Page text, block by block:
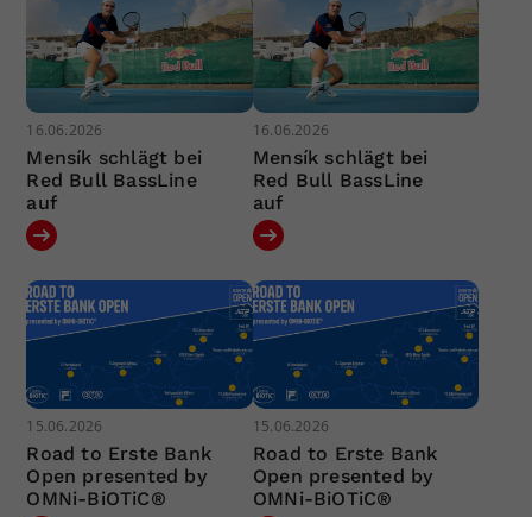
16.06.2026
Mensík schlägt bei
Red Bull BassLine
auf
16.06.2026
Mensík schlägt bei
Red Bull BassLine
auf
15.06.2026
Road to Erste Bank
Open presented by
OMNi-BiOTiC®
15.06.2026
Road to Erste Bank
Open presented by
OMNi-BiOTiC®